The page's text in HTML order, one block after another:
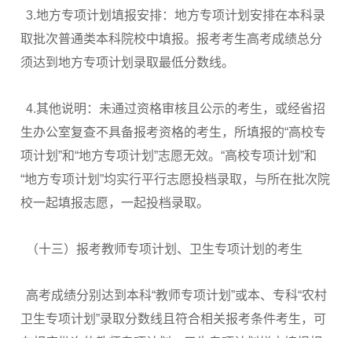
3.地方专项计划填报安排：地方专项计划安排在本科录
取批次普通类本科院校中填报。报考考生高考成绩总分
须达到地方专项计划录取最低分数线。
4.其他说明：未通过资格审核且公示的考生，或经省招
生办公室复查不具备报考资格的考生，所填报的“高校专
项计划”和“地方专项计划”志愿无效。“高校专项计划”和
“地方专项计划”均实行平行志愿投档录取，与所在批次院
校一起填报志愿，一起投档录取。
（十三）报考教师专项计划、卫生专项计划的考生
高考成绩分别达到本科“教师专项计划”或本、专科“农村
卫生专项计划”录取分数线且符合相关报考条件考生，可